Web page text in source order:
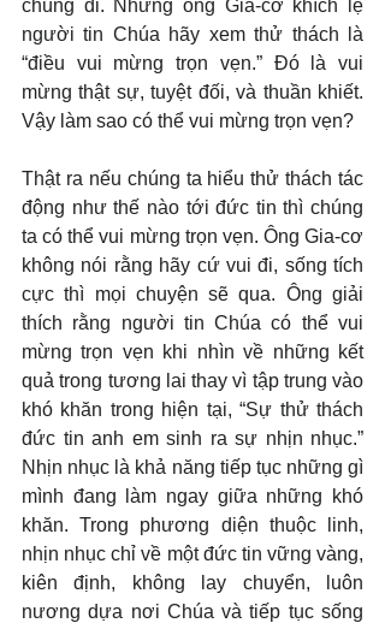
chúng đi. Nhưng ông Gia-cơ khích lệ
người tin Chúa hãy xem thử thách là
“điều vui mừng trọn vẹn.” Đó là vui
mừng thật sự, tuyệt đối, và thuần khiết.
Vậy làm sao có thể vui mừng trọn vẹn?
Thật ra nếu chúng ta hiểu thử thách tác
động như thế nào tới đức tin thì chúng
ta có thể vui mừng trọn vẹn. Ông Gia-cơ
không nói rằng hãy cứ vui đi, sống tích
cực thì mọi chuyện sẽ qua. Ông giải
thích rằng người tin Chúa có thể vui
mừng trọn vẹn khi nhìn về những kết
quả trong tương lai thay vì tập trung vào
khó khăn trong hiện tại, “Sự thử thách
đức tin anh em sinh ra sự nhịn nhục.”
Nhịn nhục là khả năng tiếp tục những gì
mình đang làm ngay giữa những khó
khăn. Trong phương diện thuộc linh,
nhịn nhục chỉ về một đức tin vững vàng,
kiên định, không lay chuyển, luôn
nương dựa nơi Chúa và tiếp tục sống